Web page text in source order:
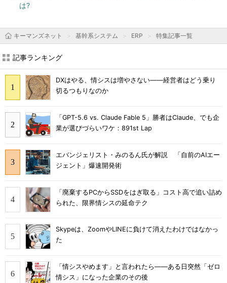
は?
キーマンズネット 基幹系システム ERP 特集記事一覧
記事ランキング
DXはやる、情シスは増やさない――経営者はどう乗り
切るつもりなのか
「GPT-5.6 vs. Claude Fable 5」勝者はClaude、でも企
業が選びづらいワケ：891st Lap
エバンジェリスト・みのるん氏が解説 「自前のAIエー
ジェント」爆速開発術
「廃棄するPCからSSDをはぎ取る」コスト高で追い詰め
られた、限界情シスの延命テク
Skypeは、ZoomやLINEに負けて消えたわけではなかっ
た
「情シスやめます」と言われたら――ある日突然「ゼロ
情シス」になった企業のその後